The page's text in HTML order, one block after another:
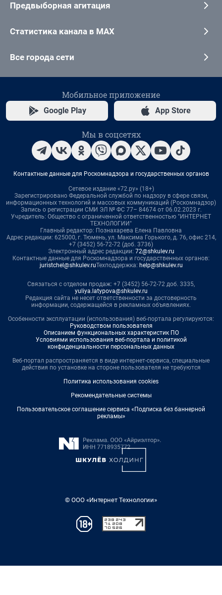
Предвыборная агитация
Статистика канала в MAX
Все города сети
Мобильное приложение
Google Play App Store
Мы в соцсетях
Контактные данные для Роскомнадзора и государственных органов
Сетевое издание «72.ру» (18+)
Зарегистрировано Федеральной службой по надзору в сфере связи,
информационных технологий и массовых коммуникаций (Роскомнадзор)
Запись о регистрации СМИ ЭЛ № ФС 77– 84674 от 06.02.2023 г.
Учредитель: Общество с ограниченной ответственностью "ИНТЕРНЕТ
ТЕХНОЛОГИИ"
Главный редактор: Познахарева Елена Павловна
Адрес редакции: 625000, г. Тюмень, ул. Максима Горького, д. 76, офис 214,
+7 (3452) 56-72-72 (доб. 3736)
Электронный адрес редакции: 72@shkulev.ru
Контактные данные для Роскомнадзора и государственных органов:
juristchel@shkulev.ruТехподдержка: help@shkulev.ru
Связаться с отделом продаж: +7 (3452) 56-72-72 доб. 3335,
yuliya.latypova@shkulev.ru
Редакция сайта не несет ответственности за достоверность
информации, содержащейся в рекламных объявлениях.
Особенности эксплуатации (использования) веб-портала регулируются:
Руководством пользователя
Описанием функциональных характеристик ПО
Условиями использования веб-портала и политикой
конфиденциальности персональных данных
Веб-портал распространяется в виде интернет-сервиса, специальные
действия по установке на стороне пользователя не требуются
Политика использования cookies
Рекомендательные системы
Пользовательское соглашение сервиса «Подписка без баннерной
рекламы»
© ООО «Интернет Технологии»